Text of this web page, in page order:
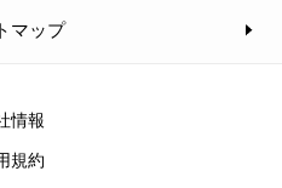
マップ
情報
規約